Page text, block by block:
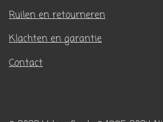
Ruilen en retourneren
Klachten en garantie
Contact